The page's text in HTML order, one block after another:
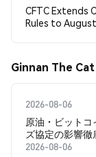
CFTC Extends
Rules to
Ginnan The
2026-08-06
原油・ビット
ズ協定の影響徹
2026-08-06